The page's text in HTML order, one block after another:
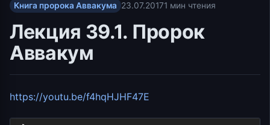
Книга пророка Аввакума 23.07.20171 мин чтения
Лекция 39.1. Пророк
Аввакум
https://youtu.be/f4hqHJHF47E